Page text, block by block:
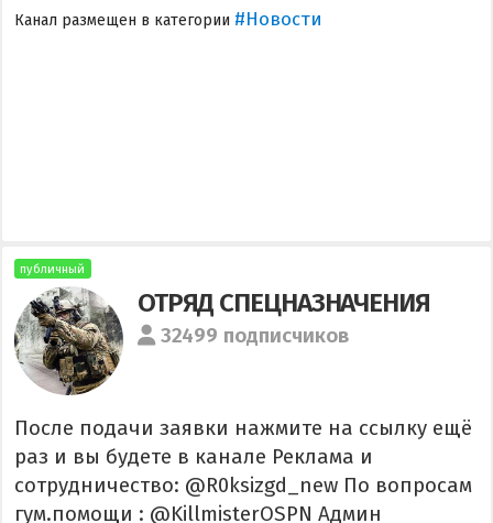
Канал размещен в категории #Новости
публичный
ОТРЯД СПЕЦНАЗНАЧЕНИЯ
32499 подписчиков
После подачи заявки нажмите на ссылку ещё
раз и вы будете в канале Реклама и
сотрудничество: @R0ksizgd_new По вопросам
гум.помощи : @KillmisterOSPN Админ